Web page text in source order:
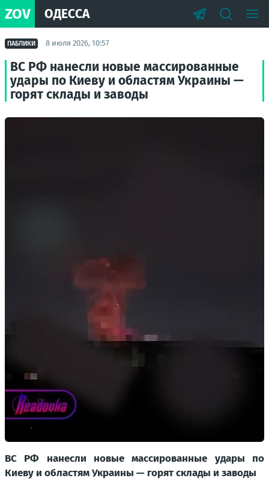
ZOV ОДЕССА
ПАБЛИКИ 8 июля 2026, 10:57
ВС РФ нанесли новые массированные
удары по Киеву и областям Украины —
горят склады и заводы
ВС РФ нанесли новые массированные удары по
Киеву и областям Украины — горят склады и заводы